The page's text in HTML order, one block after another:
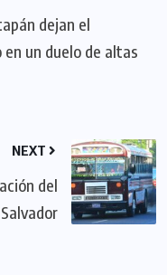
dejan el
un duelo de altas
NEXT
del